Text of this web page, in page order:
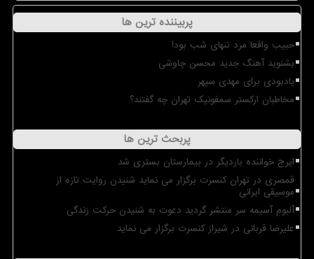
پربیننده ترین ها
حبیب واقعا مرد تنهای شب بود!
بشنوید آهنگ جدید محسن چاوشی
یادبودی برای مهدی سپهر
مخاطبان ارکستر سمفونیک تهران چه گفتند؟
پربحث ترین ها
ایرج خواننده باردیگر در بیمارستان بستری شد
قمصری در تهران کنسرت برگزار می نماید شنیدن روایت تازه از
موسیقی ایرانی
آلبوم آسیمه سر منتشر گردید دعوت به شنیدن حرکت زندگی
علیرضا قربانی در شیراز کنسرت برگزار می نماید